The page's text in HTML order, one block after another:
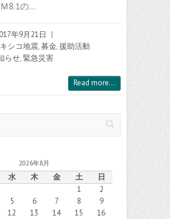
8.1の…
年9月21日
|
シコ地震,募金,援助活動
らせ,緊急災害
Read more...
2026年8月
水 木 金 土
日
1
2
5 6 7 8
9
12 13 14 15
16